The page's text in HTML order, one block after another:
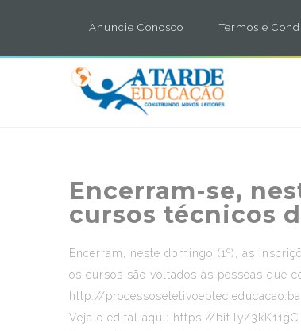
Anuncie Conosco Termos e
Encerram-se,
cursos técnicos
Encerram, neste domingo (1º), as
os cursos são voltados às pessoas que
http://
Veja o edital aqui: https://bit.ly/3kK11gC